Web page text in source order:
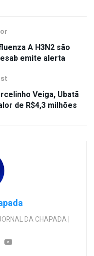
A H3N2 são
emite alerta
Veiga, Ubatã
de R$4,3 milhões
DA CHAPADA |